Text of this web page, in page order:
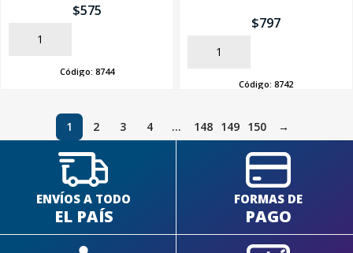
$575
AÑADIR
Código: 8744
$797
AÑADIR
Código: 8742
1 2 3 4 … 148 149 150 →
ENVÍOS A TODO
EL PAÍS
FORMAS DE
PAGO